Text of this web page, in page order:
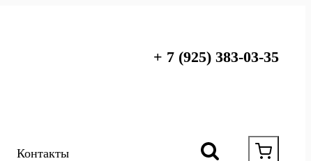
+ 7 (925) 383-03-35
Контакты